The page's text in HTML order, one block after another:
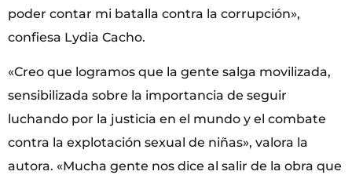
poder contar mi batalla contra la corrupción»,
confiesa Lydia Cacho.
«Creo que logramos que la gente salga movilizada,
sensibilizada sobre la importancia de seguir
luchando por la justicia en el mundo y el combate
contra la explotación sexual de niñas», valora la
autora. «Mucha gente nos dice al salir de la obra que